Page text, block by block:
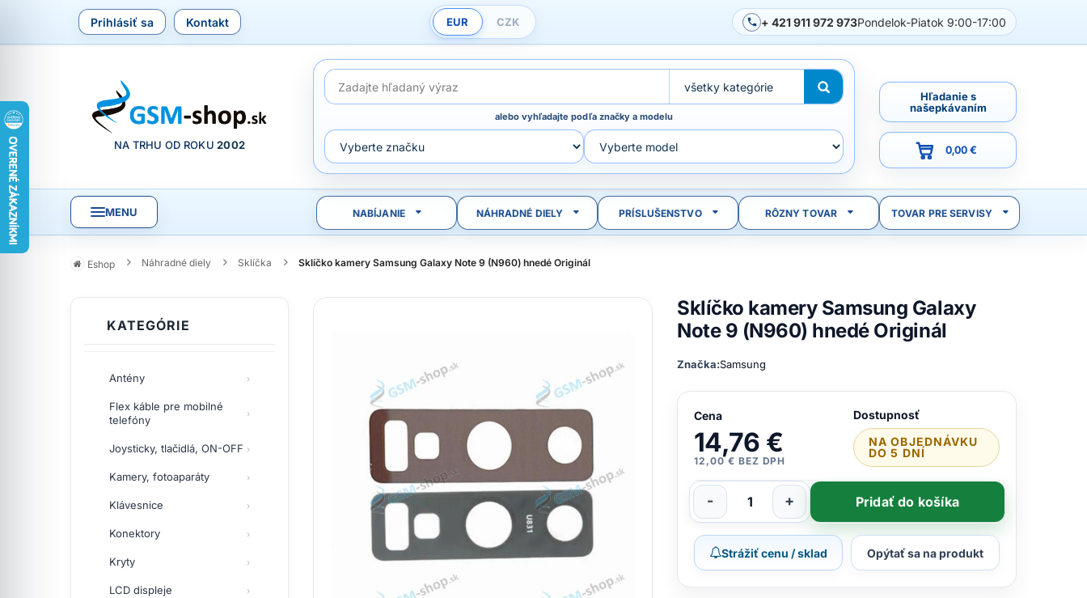
Prihlásiť sa Kontakt EUR CZK + 421 911 972 973Pondelok-Piatok 9:00-17:00
NA TRHU OD ROKU2002
alebo vyhľadajte podľa značky a modelu
Hľadanie s
našepkávaním
0,00 €
MENU NABÍJANIE NÁHRADNÉ DIELY PRÍSLUŠENSTVO RÔZNY TOVAR TOVAR PRE SERVISY
Eshop Náhradné diely Sklíčka Sklíčko kamery Samsung Galaxy Note 9 (N960) hnedé Originál
KATEGÓRIE
Antény
Flex káble pre mobilné
telefóny
Joysticky, tlačidlá, ON-OFF
Kamery, fotoaparáty
Klávesnice
Konektory
Kryty
LCD displeje
Sklíčko kamery Samsung Galaxy
Note 9 (N960) hnedé Originál
Značka:Samsung
Cena
14,76 €
12,00 € BEZ DPH
Dostupnosť
NA OBJEDNÁVKU
DO 5 DNÍ
- + Pridať do košíka
Strážiť cenu / sklad Opýtať sa na produkt